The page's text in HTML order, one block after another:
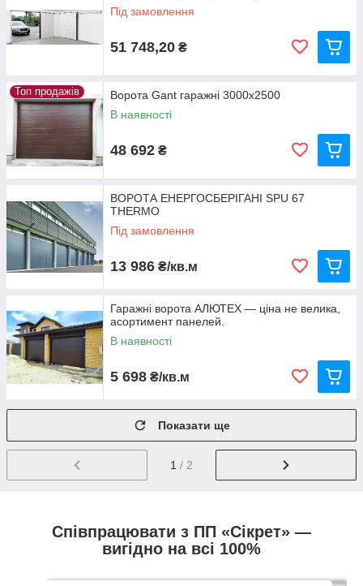
Під замовлення
51 748,20 ₴
Топ продажів
Ворота Gant гаражні 3000x2500
В наявності
48 692 ₴
ВОРОТА ЕНЕРГОСБЕРІГАНІ SPU 67
THERMO
Під замовлення
13 986 ₴/кв.м
Гаражні ворота АЛЮТЕХ — ціна не велика,
асортимент панелей.
В наявності
5 698 ₴/кв.м
Показати ще
1 / 2
Співпрацювати з ПП «Сікрет» —
вигідно на всі 100%